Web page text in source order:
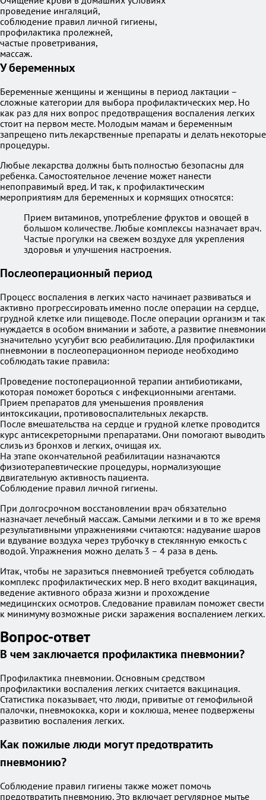
проведение ингаляций,
соблюдение правил личной гигиены,
профилактика пролежней,
частые проветривания,
массаж.
У беременных
Беременные женщины и женщины в период лактации –
сложные категории для выбора профилактических мер. Но
как раз для них вопрос предотвращения воспаления легких
стоит на первом месте. Молодым мамам и беременным
запрещено пить лекарственные препараты и делать некоторые
процедуры.
Любые лекарства должны быть полностью безопасны для
ребенка. Самостоятельное лечение может нанести
непоправимый вред. И так, к профилактическим
мероприятиям для беременных и кормящих относятся:
Прием витаминов, употребление фруктов и овощей в
большом количестве. Любые комплексы назначает врач.
Частые прогулки на свежем воздухе для укрепления
здоровья и улучшения настроения.
Послеоперационный период
Процесс воспаления в легких часто начинает развиваться и
активно прогрессировать именно после операции на сердце,
грудной клетке или пищеводе. После операции организм и так
нуждается в особом внимании и заботе, а развитие пневмонии
значительно усугубит всю реабилитацию. Для профилактики
пневмонии в послеоперационном периоде необходимо
соблюдать такие правила:
Проведение постоперационной терапии антибиотиками,
которая поможет бороться с инфекционными агентами.
Прием препаратов для уменьшения проявления
интоксикации, противовоспалительных лекарств.
После вмешательства на сердце и грудной клетке проводится
курс антисекреторными препаратами. Они помогают выводить
слизь из бронхов и легких, очищая их.
На этапе окончательной реабилитации назначаются
физиотерапевтические процедуры, нормализующие
двигательную активность пациента.
Соблюдение правил личной гигиены.
При долгосрочном восстановлении врач обязательно
назначает лечебный массаж. Самыми легкими и в то же время
результативными упражнениями считаются: надувание шаров
и вдувание воздуха через трубочку в стеклянную емкость с
водой. Упражнения можно делать 3 – 4 раза в день.
Итак, чтобы не заразиться пневмонией требуется соблюдать
комплекс профилактических мер. В него входит вакцинация,
ведение активного образа жизни и прохождение
медицинских осмотров. Следование правилам поможет свести
к минимуму возможные риски заражения воспалением легких.
Вопрос-ответ
В чем заключается профилактика пневмонии?
Профилактика пневмонии. Основным средством
профилактики воспаления легких считается вакцинация.
Статистика показывает, что люди, привитые от гемофильной
палочки, пневмококка, кори и коклюша, менее подвержены
развитию воспаления легких.
Как пожилые люди могут предотвратить
пневмонию?
Соблюдение правил гигиены также может помочь
предотвратить пневмонию. Это включает регулярное мытье